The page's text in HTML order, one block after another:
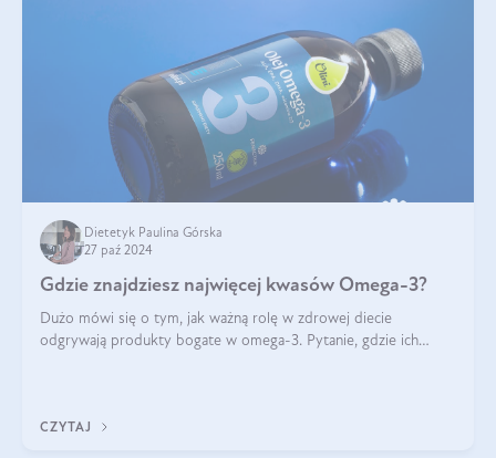
Dietetyk Paulina Górska
27 paź 2024
Gdzie znajdziesz najwięcej kwasów Omega-3?
Dużo mówi się o tym, jak ważną rolę w zdrowej diecie
odgrywają produkty bogate w omega-3. Pytanie, gdzie ich
CZYTAJ